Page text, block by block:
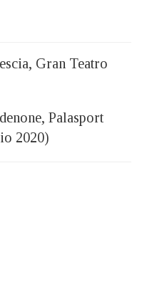
Gran Teatro
Palasport
2020)